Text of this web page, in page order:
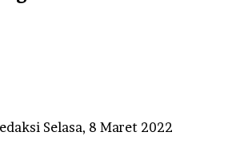
Selasa, 8 Maret 2022